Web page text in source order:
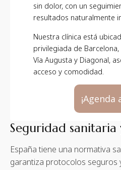
sin dolor, con un
resultados naturalmente
Nuestra clínica está
privilegiada de
Vía Augusta y Diagonal,
acceso y comodidad.
¡Agenda
Seguridad
España tiene una normativa
garantiza protocolos seguros